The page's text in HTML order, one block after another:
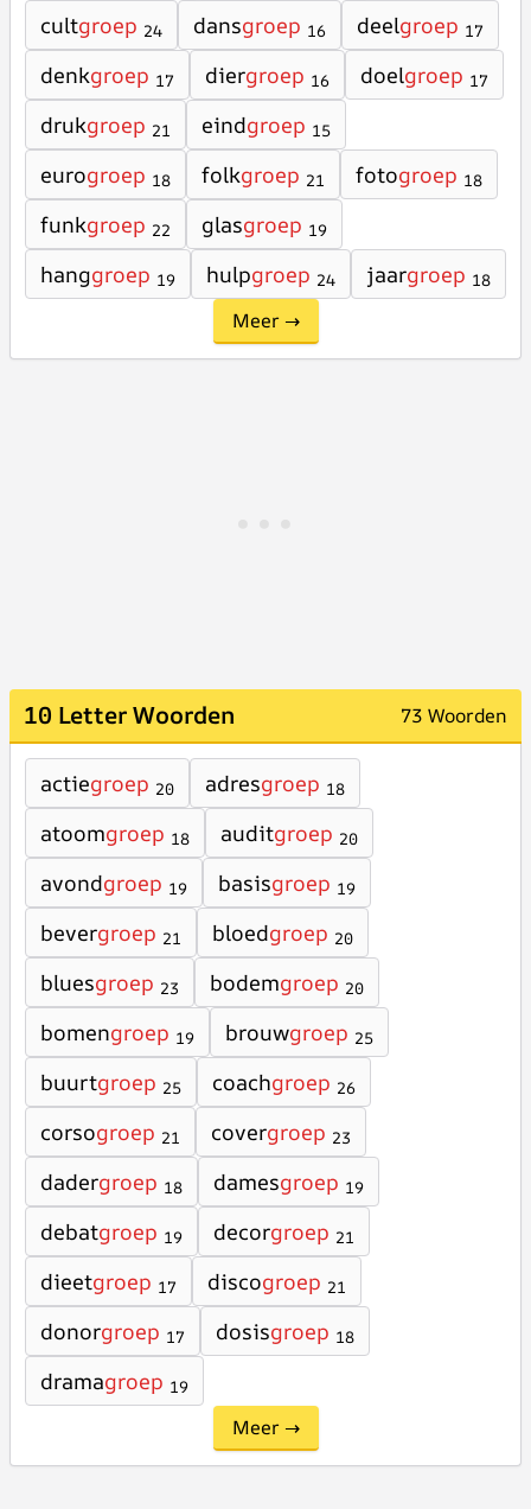
cultgroep 24 dansgroep 16 deelgroep 17
denkgroep 17 diergroep 16 doelgroep 17
drukgroep 21 eindgroep 15
eurogroep 18 folkgroep 21 fotogroep 18
funkgroep 22 glasgroep 19
hanggroep 19 hulpgroep 24 jaargroep 18
Meer →
10 Letter Woorden 73 Woorden
actiegroep 20 adresgroep 18
atoomgroep 18 auditgroep 20
avondgroep 19 basisgroep 19
bevergroep 21 bloedgroep 20
bluesgroep 23 bodemgroep 20
bomengroep 19 brouwgroep 25
buurtgroep 25 coachgroep 26
corsogroep 21 covergroep 23
dadergroep 18 damesgroep 19
debatgroep 19 decorgroep 21
dieetgroep 17 discogroep 21
donorgroep 17 dosisgroep 18
dramagroep 19
Meer →